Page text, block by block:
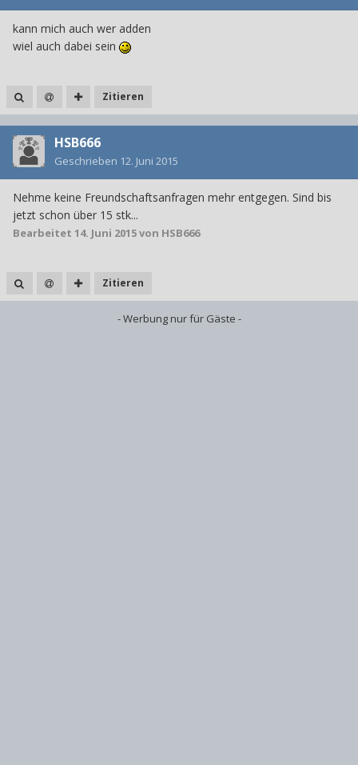
kann mich auch wer adden
wiel auch dabei sein
Zitieren
HSB666
Geschrieben 12. Juni 2015
Nehme keine Freundschaftsanfragen mehr entgegen. Sind bis
jetzt schon über 15 stk...
Bearbeitet 14. Juni 2015von HSB666
Zitieren
- Werbung nur für Gäste -